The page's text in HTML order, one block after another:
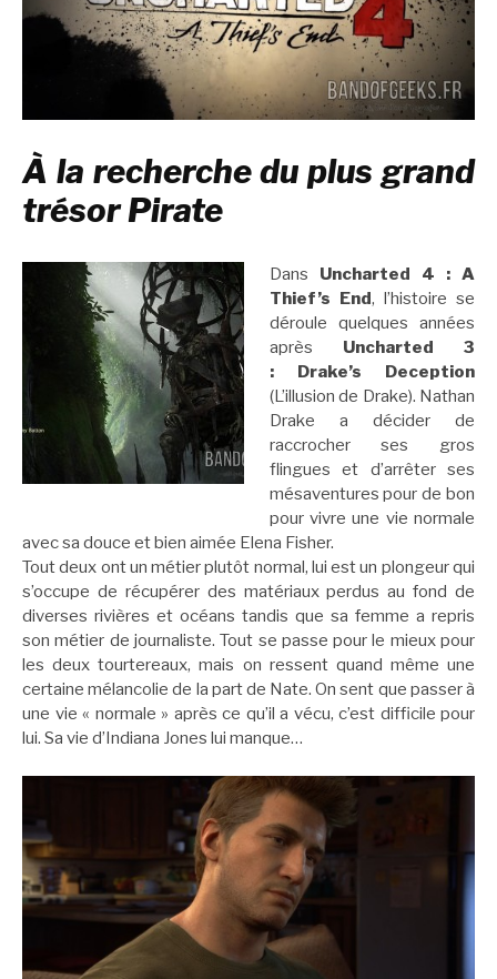
À la recherche du plus grand
trésor Pirate
Dans Uncharted 4 : A
Thief’s End, l’histoire se
déroule quelques années
après Uncharted 3
: Drake’s Deception
(L’illusion de Drake). Nathan
Drake a décider de
raccrocher ses gros
flingues et d’arrêter ses
mésaventures pour de bon
pour vivre une vie normale
avec sa douce et bien aimée Elena Fisher.
Tout deux ont un métier plutôt normal, lui est un plongeur qui
s’occupe de récupérer des matériaux perdus au fond de
diverses rivières et océans tandis que sa femme a repris
son métier de journaliste. Tout se passe pour le mieux pour
les deux tourtereaux, mais on ressent quand même une
certaine mélancolie de la part de Nate. On sent que passer à
une vie « normale » après ce qu’il a vécu, c’est difficile pour
lui. Sa vie d’Indiana Jones lui manque…